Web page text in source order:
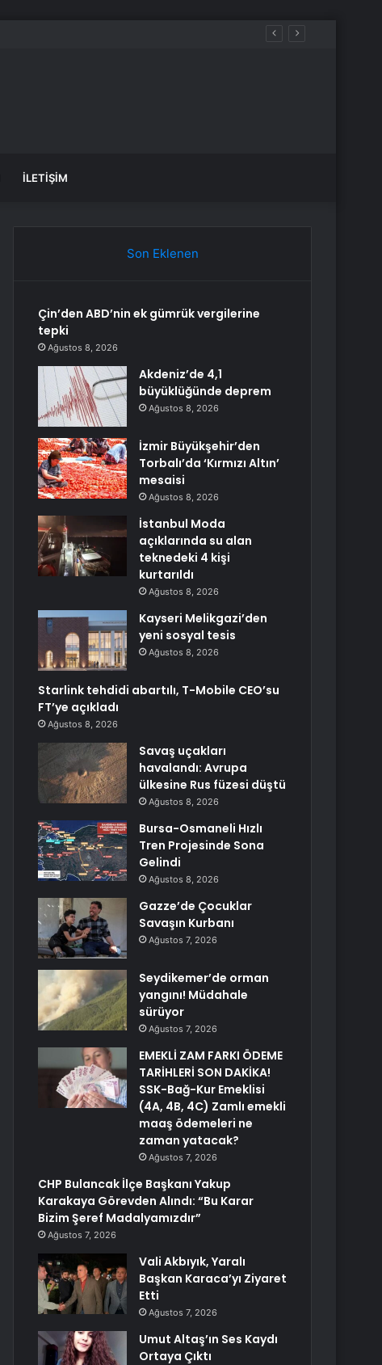
İLETIŞIM
Son Eklenen
Çin’den ABD’nin ek gümrük vergilerine
tepki
Ağustos 8, 2026
Akdeniz’de 4,1
büyüklüğünde deprem
Ağustos 8, 2026
İzmir Büyükşehir’den
Torbalı’da ‘Kırmızı Altın’
mesaisi
Ağustos 8, 2026
İstanbul Moda
açıklarında su alan
teknedeki 4 kişi
kurtarıldı
Ağustos 8, 2026
Kayseri Melikgazi’den
yeni sosyal tesis
Ağustos 8, 2026
Starlink tehdidi abartılı, T-Mobile CEO’su
FT’ye açıkladı
Ağustos 8, 2026
Savaş uçakları
havalandı: Avrupa
ülkesine Rus füzesi düştü
Ağustos 8, 2026
Bursa-Osmaneli Hızlı
Tren Projesinde Sona
Gelindi
Ağustos 8, 2026
Gazze’de Çocuklar
Savaşın Kurbanı
Ağustos 7, 2026
Seydikemer’de orman
yangını! Müdahale
sürüyor
Ağustos 7, 2026
EMEKLİ ZAM FARKI ÖDEME
TARİHLERİ SON DAKİKA!
SSK-Bağ-Kur Emeklisi
(4A, 4B, 4C) Zamlı emekli
maaş ödemeleri ne
zaman yatacak?
Ağustos 7, 2026
CHP Bulancak İlçe Başkanı Yakup
Karakaya Görevden Alındı: “Bu Karar
Bizim Şeref Madalyamızdır”
Ağustos 7, 2026
Vali Akbıyık, Yaralı
Başkan Karaca’yı Ziyaret
Etti
Ağustos 7, 2026
Umut Altaş’ın Ses Kaydı
Ortaya Çıktı